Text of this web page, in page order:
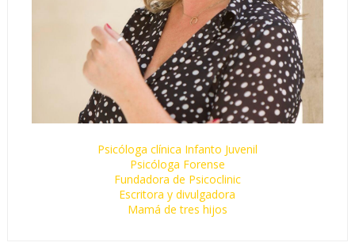
Psicóloga clínica Infanto Juvenil
Psicóloga Forense
Fundadora de Psicoclinic
Escritora y divulgadora
Mamá de tres hijos